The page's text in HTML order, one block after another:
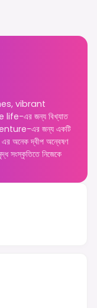
vibrant
এর জন্য বিখ্যাত
এর জন্য একটি
অনেক দ্বীপ অন্বেষণ
নিজেকে